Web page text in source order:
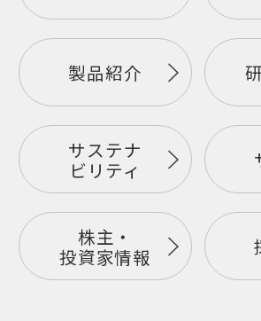
製品紹介
サステナ
ビリティ
株主・
投資家情報